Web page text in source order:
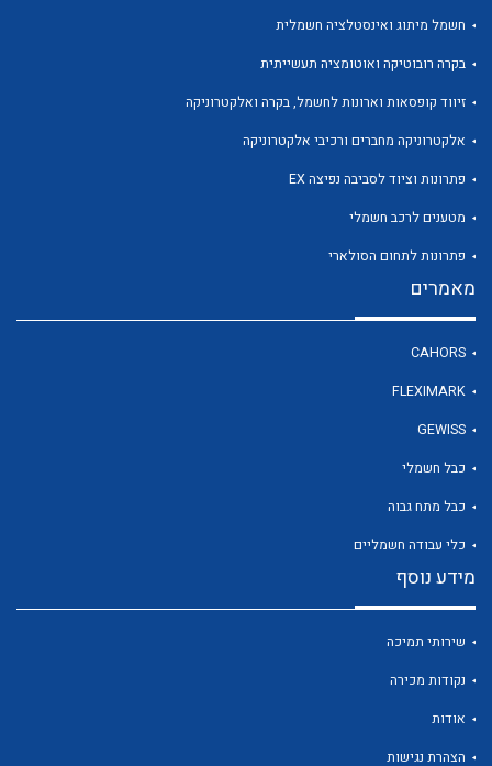
לכל מוצרי היצרן
חשמל מיתוג ואינסטלציה חשמלית
בקרה רובוטיקה ואוטומציה תעשייתית
זיווד קופסאות וארונות לחשמל, בקרה ואלקטרוניקה
אלקטרוניקה מחברים ורכיבי אלקטרוניקה
פתרונות וציוד לסביבה נפיצה EX
מטענים לרכב חשמלי
פתרונות לתחום הסולארי
מאמרים
CAHORS
FLEXIMARK
GEWISS
כבל חשמלי
כבל מתח גבוה
כלי עבודה חשמליים
מידע נוסף
שירותי תמיכה
נקודות מכירה
אודות
הצהרת נגישות